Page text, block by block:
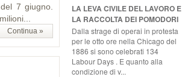
7 giugno.
Continua »
LA LEVA CIVILE DEL LAVORO E
LA RACCOLTA DEI POMODORI
Dalla strage di operai in protesta
per le otto ore nella Chicago del
1886 si sono celebrati 134
Labour Days . E quanto alla
condizione di v...